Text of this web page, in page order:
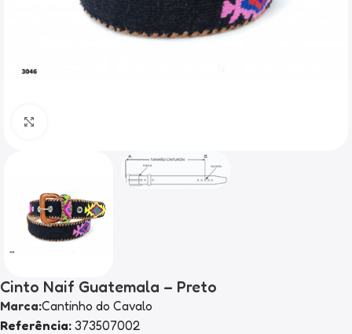
Cinto Naif Guatemala – Preto
Marca:Cantinho do Cavalo
Referência: 373507002